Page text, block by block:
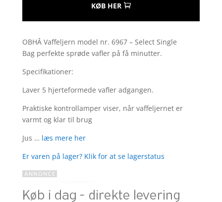
KØB HER
OBHÂ Vaffeljern model nr. 6967 – Select Single
Bag perfekte sprøde vafler på få minutter.
Specifikationer:
Laver 5 hjerteformede vafler adgangen.
Praktiske kontrollamper viser, når vaffeljernet er
varmt og klar til brug
Jus … læs mere her
Er varen på lager? Klik for at se lagerstatus